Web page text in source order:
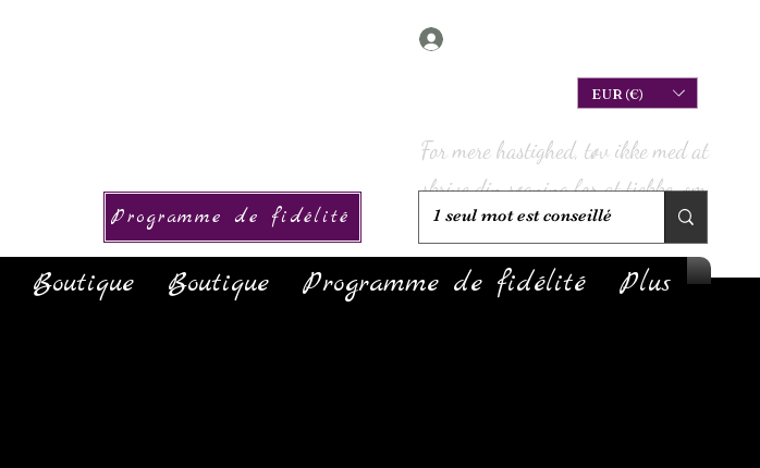
EUR (€)
Programme de fidélité
Boutique Boutique Programme de fidélité Plus
For mere hastighed, tøv ikke med at
skrive din søgning for at tjekke, om
vi har den på lager!